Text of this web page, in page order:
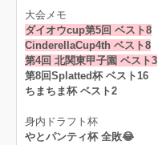
大会メモ
ダイオウcup第5回 ベスト8
CinderellaCup4th ベスト8
第4回 北関東甲子園 ベスト3
第8回Splatted杯 ベスト16
ちまちま杯 ベスト2
身内ドラフト杯
やとパンティ杯 全敗😂